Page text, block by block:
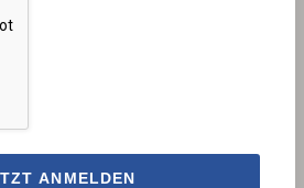
ANMELDEN